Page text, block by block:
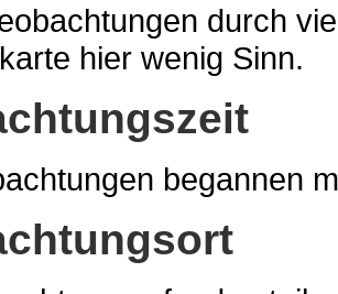
durch
hier wenig Sinn.
begannen